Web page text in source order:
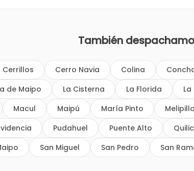
También
Cerrillos Cerro Navia Colina
de Maipo La Cisterna La Florida
Macul Maipú María Pinto Melipilla
Pudahuel Puente Alto
San Miguel San Pedro San